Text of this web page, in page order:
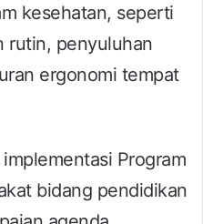
kesehatan, seperti
rutin, penyuluhan
ergonomi tempat
Program
bidang pendidikan